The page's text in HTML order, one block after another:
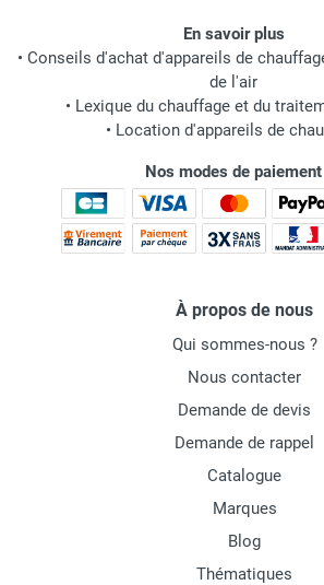
En savoir plus
• Conseils d'achat d'appareils de
de l'air
• Lexique du chauffage et du
• Location d'appareils de
Nos modes de paiement
À propos de nous
Qui sommes-nous ?
Nous contacter
Demande de devis
Demande de rappel
Catalogue
Marques
Blog
Thématiques